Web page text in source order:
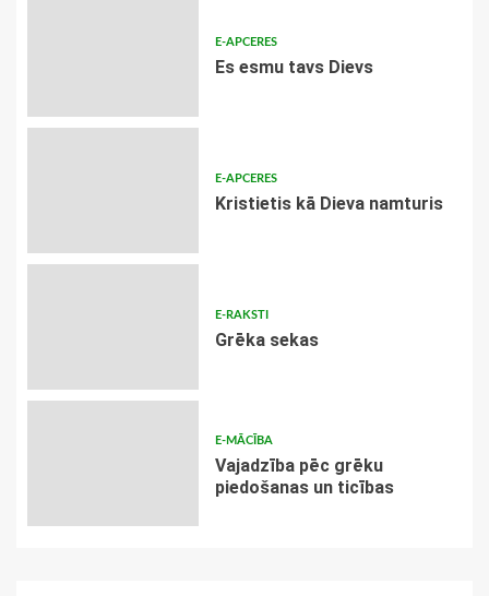
E-APCERES
Es esmu tavs Dievs
E-APCERES
Kristietis kā Dieva namturis
E-RAKSTI
Grēka sekas
E-MĀCĪBA
Vajadzība pēc grēku
piedošanas un ticības